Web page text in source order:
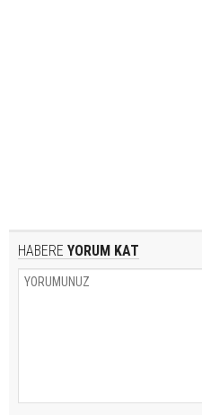
HABERE YORUM KAT